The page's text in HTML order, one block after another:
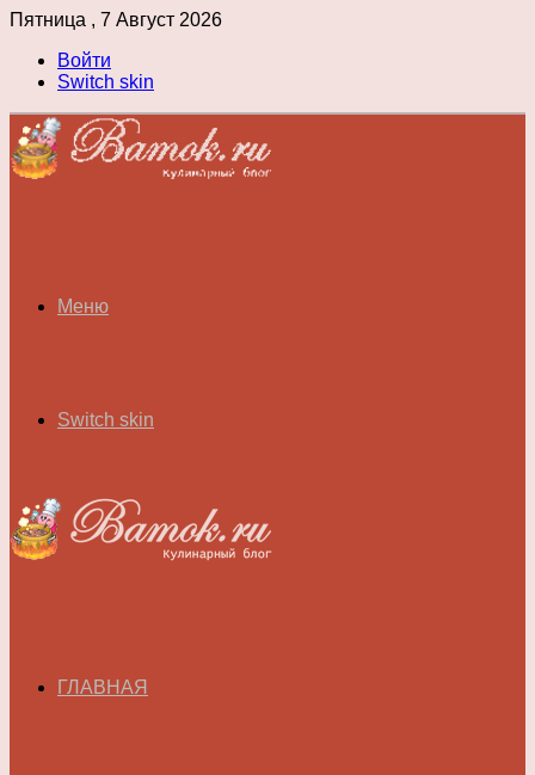
Пятница , 7 Август 2026
Войти
Switch skin
Меню
Switch skin
ГЛАВНАЯ